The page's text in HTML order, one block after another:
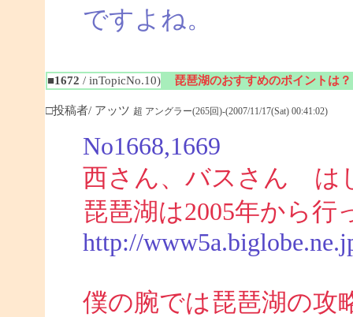
ですよね。
■1672 / inTopicNo.10) 琵琶湖のおすすめのポイントは？
□投稿者/ アッツ 超 アングラー(265回)-(2007/11/17(Sat) 00:41:02)
No1668,1669
西さん、バスさん は
琵琶湖は2005年から行
http://
僕の腕では琵琶湖の攻